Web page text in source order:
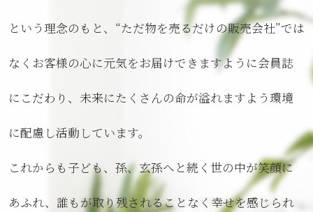
という理念のもと、“ただ物を売るだけの販売会社”では
なく お客様の心に元気をお届けできますように会員誌
にこだわり、未来にたくさんの命が溢れますよう 環境
に配慮し活動しています。
これからも子ども、孫、玄孫へと続く世の中が笑顔に
あふれ、誰もが取り残されることなく 幸せを感じられ